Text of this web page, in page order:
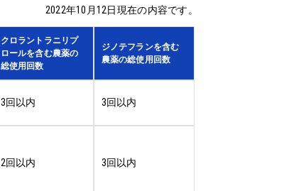
2022年10月12日現在の内容です。
クロラントラニリプ
ロールを含む農薬の
総使用回数
ジノテフランを含む
農薬の総使用回数
3回以内 3回以内
2回以内 3回以内